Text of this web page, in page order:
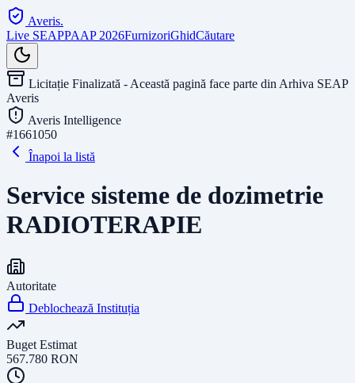
Averis.
Live SEAPPAAP 2026FurnizoriGhidCăutare
Licitație Finalizată - Această pagină face parte din Arhiva SEAP
Averis
Averis Intelligence
#1661050
Înapoi la listă
Service sisteme de dozimetrie
RADIOTERAPIE
Autoritate
Deblochează Instituția
Buget Estimat
567.780 RON